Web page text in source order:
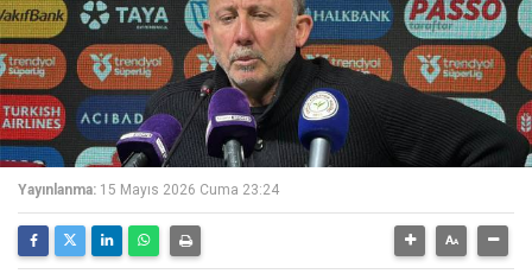
Yayınlanma: 15 Mayıs 2026 Cuma 23:24